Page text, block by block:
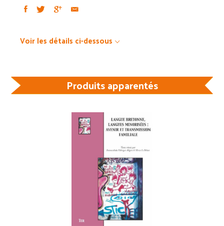
Voir les détails ci-dessous
Produits apparentés